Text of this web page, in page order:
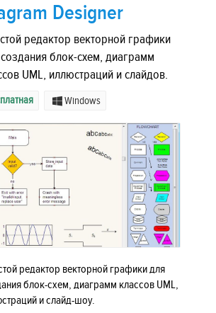
Designer
редактор векторной графики
блок-схем, диаграмм
UML, иллюстраций и слайдов.
Windows
редактор векторной графики для
блок-схем, диаграмм классов UML,
и слайд-шоу.